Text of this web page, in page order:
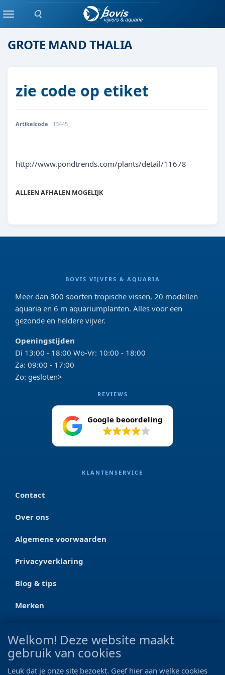
Zoeken
Menumoeras/waterplanten
GROTE MAND THALIA
zie code op etiket
Artikelcode: 13445
http://www.pondtrends.com/plants/detail/11678
ALLEEN AFHALEN MOGELIJK
BOVIS VIJVERS & AQUARIA
Meer dan 300 soorten tropische vissen, 20 modellen
aquaria en 6 m aquariumplanten. Alles voor een
gezonde en heldere vijver.
Openingstijden
Di 13:00 - 18:00 Wo-Vr: 10:00 - 18:00
Za: 09:00 - 17:00
Zo: gesloten>
REVIEWS
Google beoordeling
KLANTENSERVICE
Contact
Over ons
Algemene voorwaarden
Privacyverklaring
Blog & tips
Merken
CONTACT
Ootmarsumseweg 125a
Welkom! Deze website maakt
gebruik van cookies
Leuk dat je onze site bezoekt. Geef hier aan welke cookies